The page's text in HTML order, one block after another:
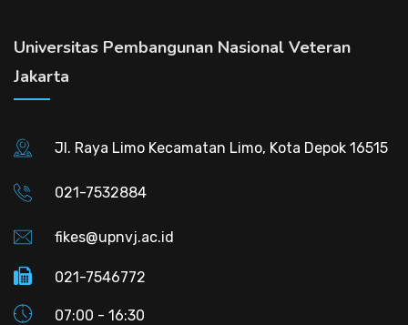
Universitas Pembangunan Nasional Veteran
Jakarta
Jl. Raya Limo Kecamatan Limo, Kota Depok 16515
021-7532884
fikes@upnvj.ac.id
021-7546772
07:00 - 16:30